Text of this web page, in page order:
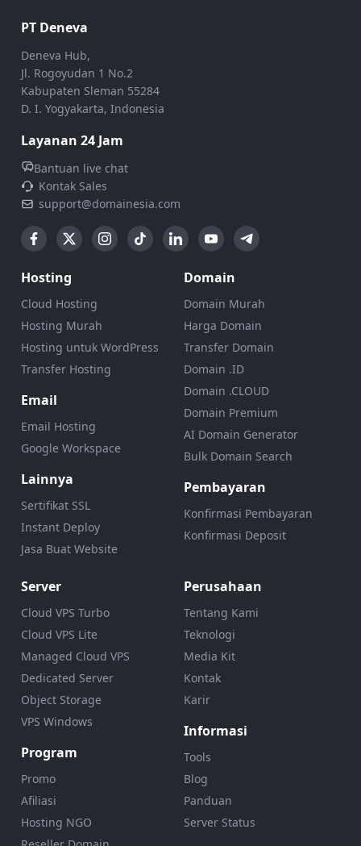
PT Deneva
Deneva Hub,
Jl. Rogoyudan 1 No.2
Kabupaten Sleman 55284
D. I. Yogyakarta, Indonesia
Layanan 24 Jam
Bantuan live chat
Kontak Sales
support@domainesia.com
Hosting
Cloud Hosting
Hosting Murah
Hosting untuk WordPress
Transfer Hosting
Email
Email Hosting
Google Workspace
Lainnya
Sertifikat SSL
Instant Deploy
Jasa Buat Website
Domain
Domain Murah
Harga Domain
Transfer Domain
Domain .ID
Domain .CLOUD
Domain Premium
AI Domain Generator
Bulk Domain Search
Pembayaran
Konfirmasi Pembayaran
Konfirmasi Deposit
Server
Cloud VPS Turbo
Cloud VPS Lite
Managed Cloud VPS
Dedicated Server
Object Storage
VPS Windows
Program
Promo
Afiliasi
Hosting NGO
Perusahaan
Tentang Kami
Teknologi
Media Kit
Kontak
Karir
Informasi
Tools
Blog
Panduan
Server Status